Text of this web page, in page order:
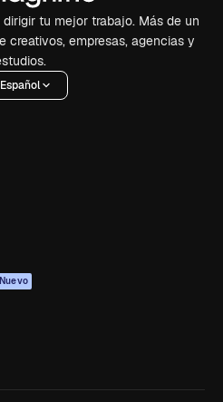
tu mejor trabajo. Más de un
creativos, empresas, agencias y
Español
Nuevo